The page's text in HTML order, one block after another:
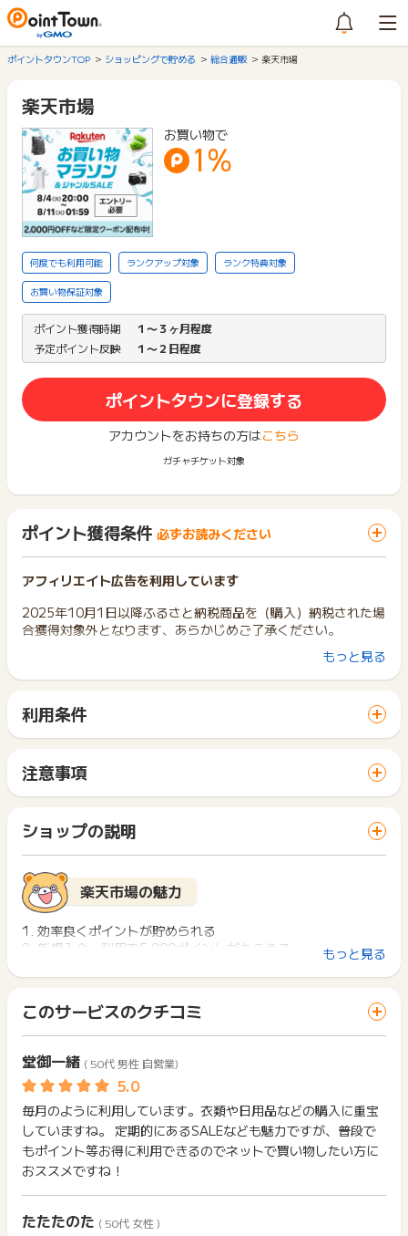
ポイントタウンTOP ショッピングで貯める 総合通販 楽天市場
楽天市場
お買い物で
1%
何度でも利用可能 ランクアップ対象 ランク特典対象
お買い物保証対象
ポイント獲得時期
１〜３ヶ月程度
予定ポイント反映
１〜２日程度
ポイントタウンに登録する
アカウントをお持ちの方はこちら
ガチャチケット対象
ポイント獲得条件 必ずお読みください
アフィリエイト広告を利用しています
2025年10月1日以降ふるさと納税商品を（購入）納税された場
合獲得対象外となります、あらかじめご了承ください。
ポイントタウンを経由せずに買い物かごに追加した商品は、ポ
イント獲得の対象外となります。
購入を行なってください。
◯【ポイント獲得対象】ポイントタウン⇒楽天市場⇒買い物か
✕【ポイント獲得対象外】楽天市場⇒買い物かごに入れる⇒ポ
イントタウン⇒購入
非課税商品や、軽減税率の商品が含まれる場合でも同様に「お
支払額× 0.9」の計算にて、還元対象額が算出されます。ご了承
下さい。
2019年7月1日より
複数商品を購入された場合には、1商品につき99円以下は切り
捨てに変更となります。
そのため、獲得予定ポイントと加算ポイント数が異なる場合が
ございます。予めご了承くださいますようお願いいたします。
2019年4月1日より
※ポイントタウンから楽天市場へ遷移後、24時間以内に買い物
かごに追加され、89日以内に決済完了でポイント獲得対象とな
ります。（ポイントタウンを経由する以前にカートに入ってい
もっと見る
利用条件
サイトに移動してからお申し込みやお買い物が完了するまでの
間に、同じブラウザ（※）で他のサイトに移動した場合はポイン
ト獲得ができません。
「 ショッピングでポイントGET 」ボタンを押した時とサービ
ス・お買い物利用時で、デバイス・ブラウザが異なる場合はポ
イント獲得ができません。
2回以上同じお買い物・サービスをご利用される場合は、毎回
ポイントタウンに戻り、「 ショッピングでポイントGET 」ボ
タンを押してからご利用ください。
下記の事項に該当する場合、広告主側で対象外とみなし、「獲
い物を複数回ご利用された場合
・他のポイントサイトや比較サイト、検索サイトなどを経由し
て一度でも同サービス・お買い物を利用されたことがある場合
ご利用前には、Cookieの削除をおこなっていただくことを推奨
します。
サービス・お買い物利用時にお電話など2つ以上の申し込み方
法がある場合、必ずサイト上のWEBフォームからお申し込みく
ださい。
各サービス・お買い物に掲載されている獲得条件を必ずよくお
読みください。
了などのメールは、ポイント獲得するまで必ず保管してくださ
注意事項
一部のサービスにつきましては、1商品につき10円単位の金額
は切り捨てとなります。
ポイント獲得が1ポイント未満のものは切り捨てとなり、ポイ
ント履歴には記載されません。
原則として広告主側のポイント等を利用して支払われた金額分
につきましては、ポイントタウンのポイント獲得の対象には含
まれません。
広告主が運営しているサービスの都合もしくは会員様の都合で
商品の交換や一部でもキャンセルされた場合、ポイントが無効
になる可能性もございます。
ン期間が予告なしに変更される場合がございますが、ご利用さ
れた時点の条件が適用されます。
っているため、広告主はポイントに関する詳細を把握しており
ません。
そのため、ポイントタウンのポイントに関するお問い合わせを
広告主様に直接行わないようお願いいたします。
掲載中のプログラムの掲載終了日はあくまで予定となってお
り、急遽終了となる場合がございます。
広告に遷移しない場合は掲載が終了となっておりポイントが獲
ショップの説明
楽天市場の魅力
1. 効率良くポイントが貯められる
2. 新規入会・利用で5,000ポイントがもらえる
楽天市場とは楽天が運営しているオンラインモールの一つであ
り、国内最大級のインターネットショッピング関連サービスで
す。
楽天市場で買い物をするたびに楽天カードを使用すると効率良
くポイントが貯められるのがポイントです。
他のショッピングサイトでは100円ごとに1ポイント貯まるのが
一般的ですが、楽天市場なら楽天カードの利用で100円ごとに3
他、年会費が無料なので楽天市場を利用する人ほど様々な恩恵
もっと見る
このサービスのクチコミ
堂御一緒 ( 50代 男性 自営業)
毎月のように利用しています。衣類や日用品などの購入に重宝
していますね。 定期的にあるSALEなども魅力ですが、普段で
もポイント等お得に利用できるのでネットで買い物したい方に
おススメですね！
たたたのた ( 50代 女性 )